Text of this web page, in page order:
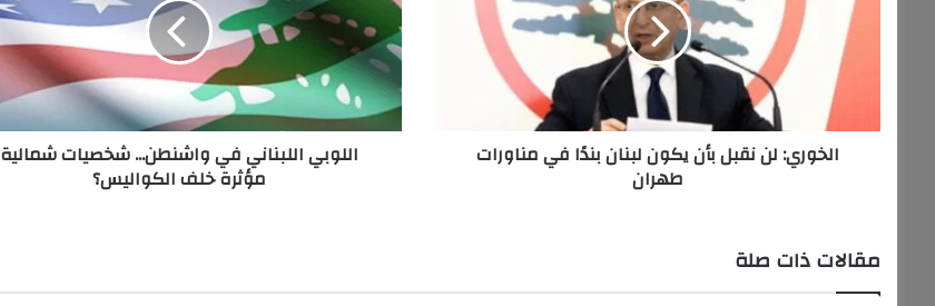
ن
أ
ن
الخوري: لن نقبل بأن يكون لبنان بندًا في مناورات
طهران
و
ب
ي
ا
ل
ل
ي
اللوبي اللبناني في واشنطن... شخصيات شمالية
مؤثرة خلف الكواليس؟
مقالات ذات صلة